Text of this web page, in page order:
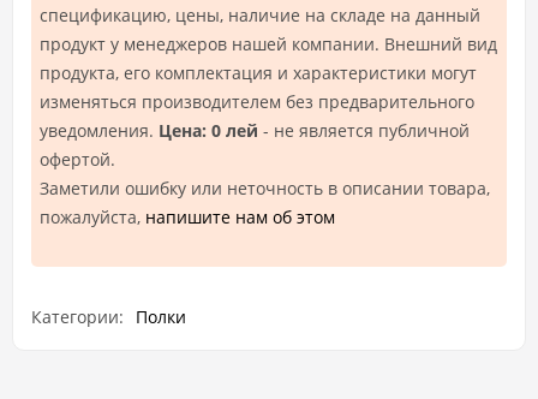
спецификацию, цены, наличие на складе на данный
продукт у менеджеров нашей компании. Внешний вид
продукта, его комплектация и характеристики могут
изменяться производителем без предварительного
уведомления. Цена: 0 лей - не является публичной
офертой.
Заметили ошибку или неточность в описании товара,
пожалуйста, напишите нам об этом
Категории: Полки